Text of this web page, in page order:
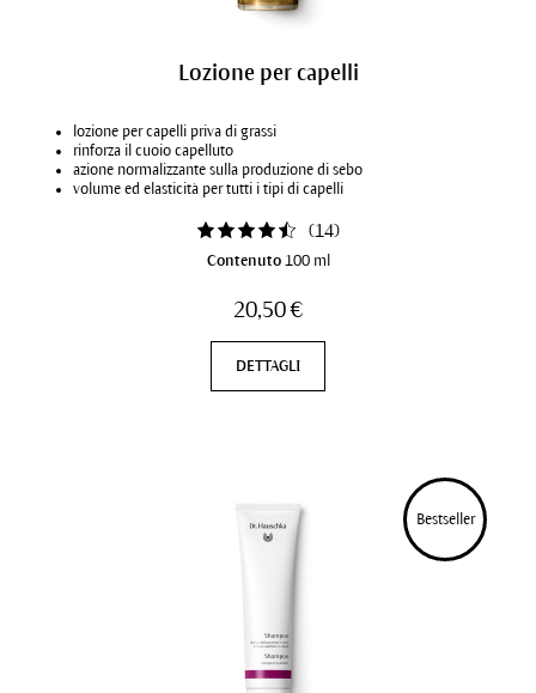
Lozione per capelli
lozione per capelli priva di grassi
rinforza il cuoio capelluto
azione normalizzante sulla produzione di sebo
volume ed elasticità per tutti i tipi di capelli
(14)
Contenuto 100 ml
20,50 €
DETTAGLI
Bestseller